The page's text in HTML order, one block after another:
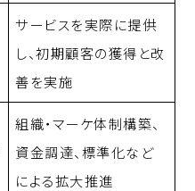
サービスを実際に提供
し、初期顧客の獲得と改
善を実施
組織・マーケ体制構築、
資金調達、標準化など
による拡大推進